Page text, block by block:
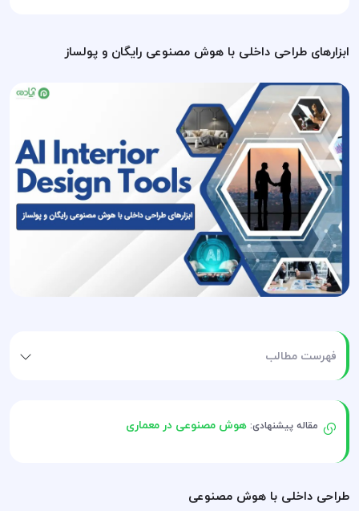
ابزارهای طراحی داخلی با هوش مصنوعی رایگان و پولساز
فهرست مطالب
مقاله پیشنهادی:هوش مصنوعی در معماری
طراحی داخلی با هوش مصنوعی